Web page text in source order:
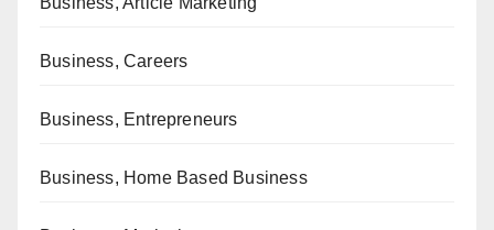
Business, Careers
Business, Entrepreneurs
Business, Home Based Business